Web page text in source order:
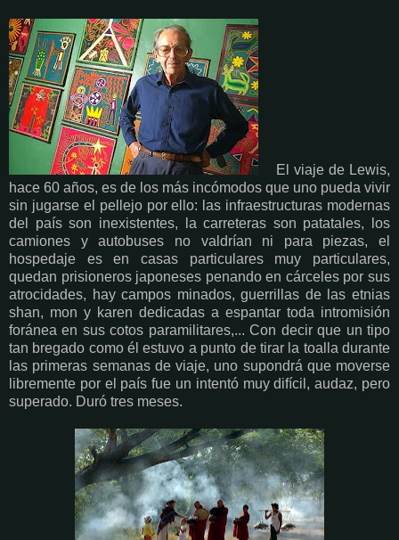
El viaje de Lewis,
hace 60 años, es de los más incómodos que uno pueda vivir
sin jugarse el pellejo por ello: las infraestructuras modernas
del país son inexistentes, la carreteras son patatales, los
camiones y autobuses no valdrían ni para piezas, el
hospedaje es en casas particulares muy particulares,
quedan prisioneros japoneses penando en cárceles por sus
atrocidades, hay campos minados, guerrillas de las etnias
shan, mon y karen dedicadas a espantar toda intromisión
foránea en sus cotos paramilitares,... Con decir que un tipo
tan bregado como él estuvo a punto de tirar la toalla durante
las primeras semanas de viaje, uno supondrá que moverse
libremente por el país fue un intentó muy difícil, audaz, pero
superado. Duró tres meses.